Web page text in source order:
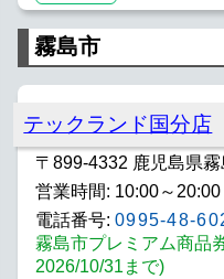
霧島市
テックランド国分店
〒899-4332 鹿児島県
営業時間: 10:00～20:00
電話番号: 0995-48-
霧島市プレミアム商品
2026/10/31まで)